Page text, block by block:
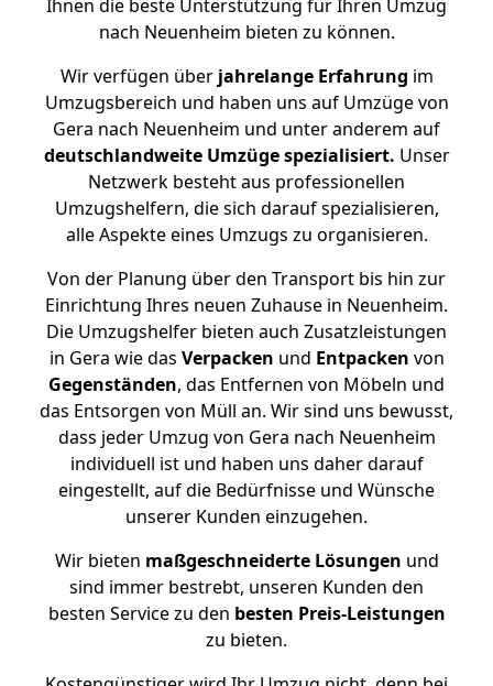
Ihnen die beste Unterstützung für Ihren Umzug
nach Neuenheim bieten zu können.
Wir verfügen überjahrelange Erfahrung im
Umzugsbereich und haben uns auf Umzüge von
Gera nach Neuenheim und unter anderem auf
deutschlandweite Umzüge spezialisiert. Unser
Netzwerk besteht aus professionellen
Umzugshelfern, die sich darauf spezialisieren,
alle Aspekte eines Umzugs zu organisieren.
Von der Planung über den Transport bis hin zur
Einrichtung Ihres neuen Zuhause in Neuenheim.
Die Umzugshelfer bieten auch Zusatzleistungen
in Gera wie das Verpacken und Entpacken von
Gegenständen, das Entfernen von Möbeln und
das Entsorgen von Müll an. Wir sind uns bewusst,
dass jeder Umzug von Gera nach Neuenheim
individuell ist und haben uns daher darauf
eingestellt, auf die Bedürfnisse und Wünsche
unserer Kunden einzugehen.
Wir bieten maßgeschneiderte Lösungen und
sind immer bestrebt, unseren Kunden den
besten Service zu den besten Preis-Leistungen
zu bieten.